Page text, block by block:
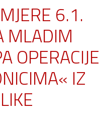
6.1.
MLADIM
OPERACIJE
IZ